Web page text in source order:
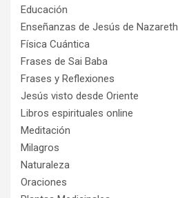
Educación
Enseñanzas de Jesús de Nazareth
Física Cuántica
Frases de Sai Baba
Frases y Reflexiones
Jesús visto desde Oriente
Libros espirituales online
Meditación
Milagros
Naturaleza
Oraciones